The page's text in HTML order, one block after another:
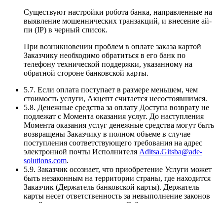
Существуют настройки робота банка, направленные на
выявление мошеннических транзакций, и внесение ай-
пи (IP) в черный список.
При возникновении проблем в оплате заказа картой
Заказчику необходимо обратиться в его банк по
телефону технической поддержки, указанному на
обратной стороне банковской карты.
5.7. Если оплата поступает в размере меньшем, чем
стоимость услуги, Акцепт считается несостоявшимся.
5.8. Денежные средства за оплату Доступа возврату не
подлежат с Момента оказания услуг. До наступления
Момента оказания услуг денежные средства могут быть
возвращены Заказчику в полном объеме в случае
поступления соответствующего требования на адрес
электронной почты Исполнителя Aditsa.Gitsba@ade-
solutions.com.
5.9. Заказчик осознает, что приобретение Услуги может
быть незаконным на территории страны, где находится
Заказчик (Держатель банковской карты). Держатель
карты несет ответственность за невыполнение законов